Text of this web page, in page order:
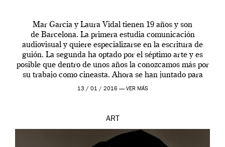
Mar Garcia y Laura Vidal tienen 19 años y son
de Barcelona. La primera estudia comunicación
audiovisual y quiere especializarse en la escritura de
guión. La segunda ha optado por el séptimo arte y es
posible que dentro de unos años la conozcamos más por
su trabajo como cineasta. Ahora se han juntado para
contarnos una […]
13 / 01 / 2016 — VER MÁS
ART